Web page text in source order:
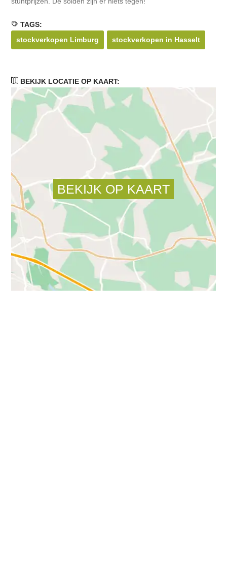
TAGS:
stockverkopen Limburg
stockverkopen in Hasselt
BEKIJK LOCATIE OP KAART: